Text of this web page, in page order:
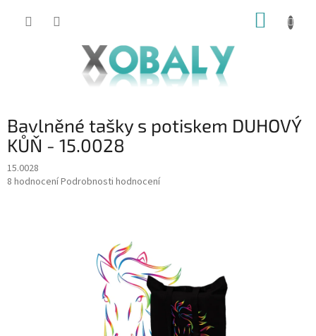
KOŠÍK
Bavlněné tašky s potiskem DUHOVÝ
KŮŇ - 15.0028
15.0028
Průměrné
8 hodnoceníPodrobnosti hodnocení